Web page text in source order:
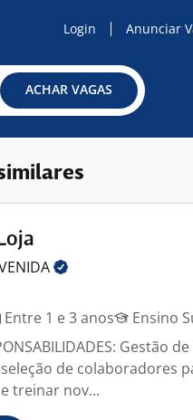
Login Anunciar
ACHAR VAGAS
Entre 1 e 3 anos Ensino
Gestão
de colaboradores
treinar nov...